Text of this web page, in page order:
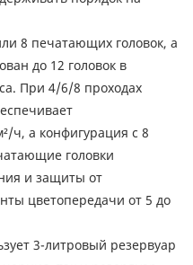
8 печатающих головок, а
до 12 головок в
При 4/6/8 проходах
ч, а конфигурация с 8
головки
и защиты от
цветопередачи от 5 до
3-литровый резервуар